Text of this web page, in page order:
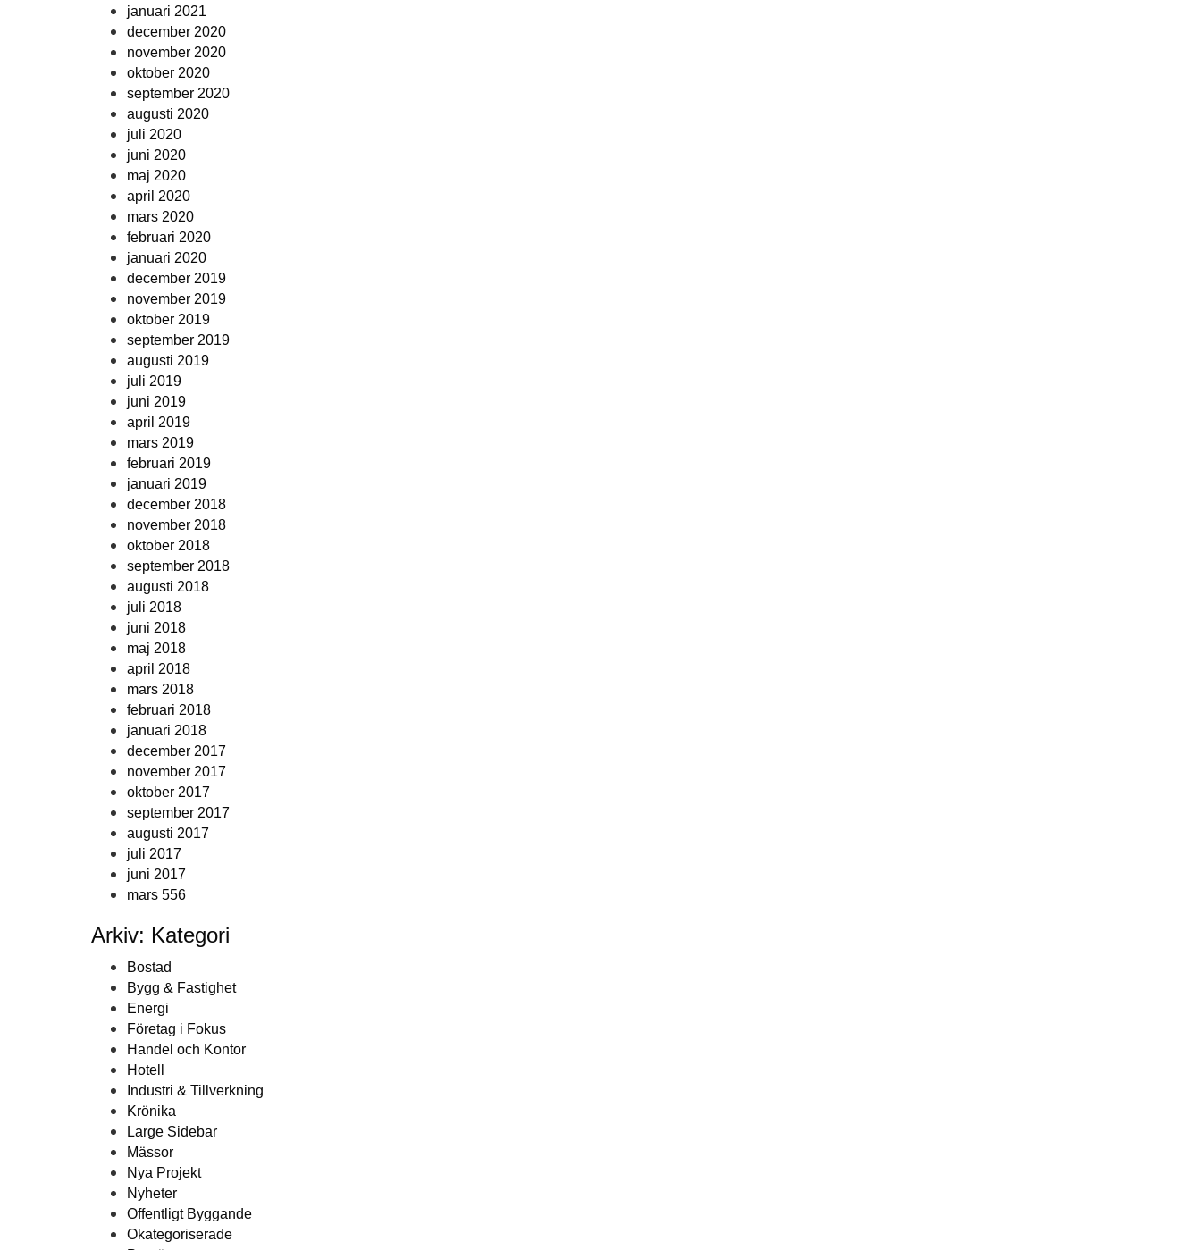
januari 2021
december 2020
november 2020
oktober 2020
september 2020
augusti 2020
juli 2020
juni 2020
maj 2020
april 2020
mars 2020
februari 2020
januari 2020
december 2019
november 2019
oktober 2019
september 2019
augusti 2019
juli 2019
juni 2019
april 2019
mars 2019
februari 2019
januari 2019
december 2018
november 2018
oktober 2018
september 2018
augusti 2018
juli 2018
juni 2018
maj 2018
april 2018
mars 2018
februari 2018
januari 2018
december 2017
november 2017
oktober 2017
september 2017
augusti 2017
juli 2017
juni 2017
mars 556
Arkiv: Kategori
Bostad
Bygg & Fastighet
Energi
Företag i Fokus
Handel och Kontor
Hotell
Industri & Tillverkning
Krönika
Large Sidebar
Mässor
Nya Projekt
Nyheter
Offentligt Byggande
Okategoriserade